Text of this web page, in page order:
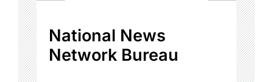
National News
Network Bureau